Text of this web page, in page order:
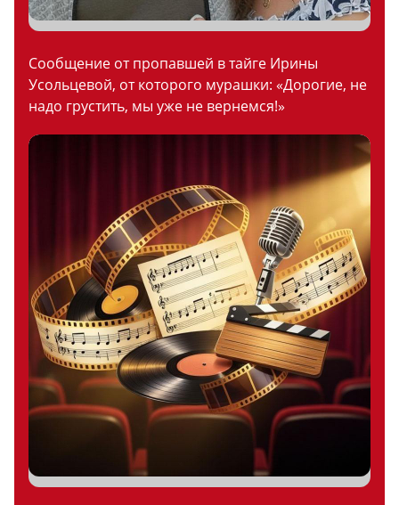
Сообщение от пропавшей в тайге Ирины
Усольцевой, от которого мурашки: «Дорогие, не
надо грустить, мы уже не вернемся!»